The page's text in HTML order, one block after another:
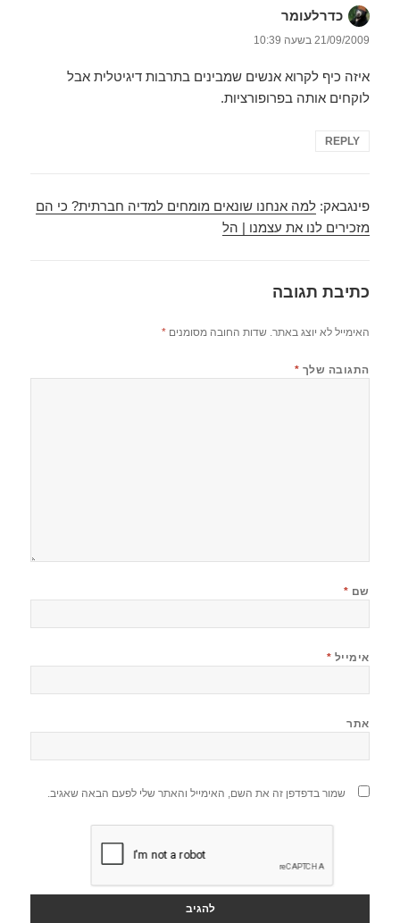
כדרלעומר
21/09/2009 בשעה 10:39
איזה כיף לקרוא אנשים שמבינים בתרבות דיגיטלית אבל
לוקחים אותה בפרופורציות.
REPLY
פינגבאק:למה אנחנו שונאים מומחים למדיה חברתית? כי הם
מזכירים לנו את עצמנו | הל
כתיבת תגובה
האימייל לא יוצג באתר. שדות החובה מסומנים*
התגובה שלך *
שם *
אימייל *
אתר
שמור בדפדפן זה את השם, האימייל והאתר שלי לפעם הבאה שאגיב.